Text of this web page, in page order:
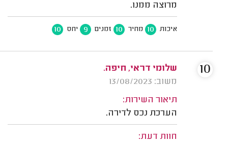
מרוצה ממנו.
איכות 10 מחיר 10 זמנים 9 יחס 10
שלומי דראי, חיפה.
משוב: 13/08/2023
תיאור השירות:
הערכת נכס לדירה.
חוות דעת:
10